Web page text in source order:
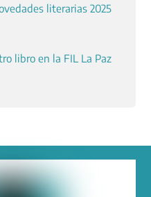
literarias 2025
libro en la FIL La Paz